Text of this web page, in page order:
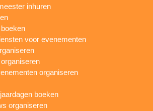
inhuren
voor evenementen
organiseren
boeken
organiseren